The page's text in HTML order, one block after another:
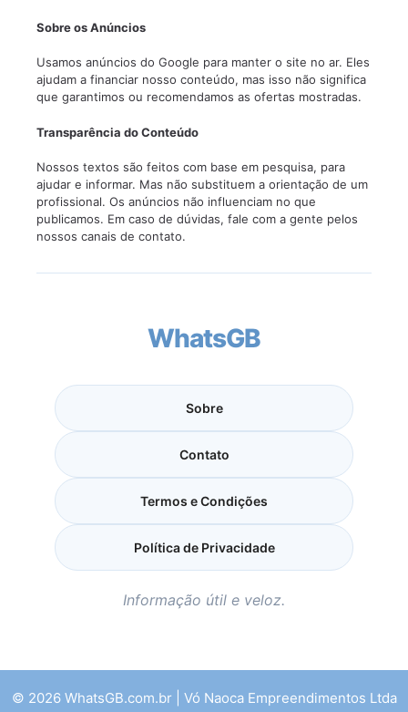
Sobre os Anúncios
Usamos anúncios do Google para manter o site no ar. Eles
ajudam a financiar nosso conteúdo, mas isso não significa
que garantimos ou recomendamos as ofertas mostradas.
Transparência do Conteúdo
Nossos textos são feitos com base em pesquisa, para
ajudar e informar. Mas não substituem a orientação de um
profissional. Os anúncios não influenciam no que
publicamos. Em caso de dúvidas, fale com a gente pelos
nossos canais de contato.
WhatsGB
Sobre
Contato
Termos e Condições
Política de Privacidade
Informação útil e veloz.
© 2026 WhatsGB.com.br | Vó Naoca Empreendimentos Ltda